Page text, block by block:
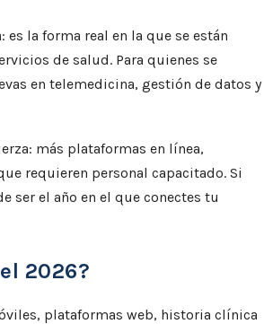
es la forma real en la que se están
de salud. Para quienes se
en telemedicina, gestión de datos y
más plataformas en línea,
requieren personal capacitado. Si
ser el año en el que conectes tu
2026?
plataformas web, historia clínica